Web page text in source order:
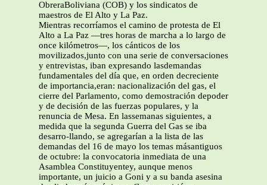
ObreraBoliviana (COB) y los sindicatos de
maestros de El Alto y La Paz.
Mientras recorríamos el camino de protesta de El
Alto a La Paz —tres horas de marcha a lo largo de
once kilómetros—, los cánticos de los
movilizados,junto con una serie de conversaciones
y entrevistas, iban expresando lasdemandas
fundamentales del día que, en orden decreciente
de importancia,eran: nacionalización del gas, el
cierre del Parlamento, como demostración depoder
y de decisión de las fuerzas populares, y la
renuncia de Mesa. En lassemanas siguientes, a
medida que la segunda Guerra del Gas se iba
desarro-llando, se agregarían a la lista de las
demandas del 16 de mayo los temas másantiguos
de octubre: la convocatoria inmediata de una
Asamblea Constituyentey, aunque menos
importante, un juicio a Goni y a su banda asesina